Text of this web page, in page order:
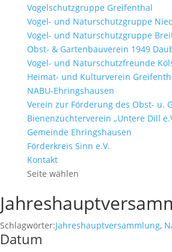
Vogelschutzgruppe Greifenthal
Vogel- und Naturschutzgruppe
Vogel- und Naturschutzgruppe
Obst- & Gartenbauverein 1949
Vogel- und Naturschutzfreunde
Heimat- und Kulturverein
NABU-Ehringshausen
Verein zur Förderung des Obst- u.
Bienenzüchterverein „Untere Dill
Gemeinde Ehringshausen
Förderkreis Sinn e.V.
Kontakt
Seite wählen
Schlagwörter:Jahreshauptversammlung,
Datum